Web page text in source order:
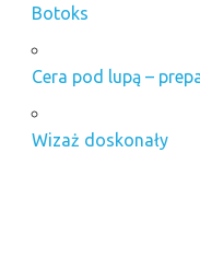
Botoks
Cera pod lupą –
Wizaż doskonały